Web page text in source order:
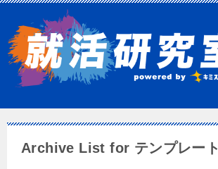
Archive List for テンプレート